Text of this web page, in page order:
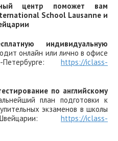
центр поможет вам
School Lausanne и
индивидуальную
онлайн или лично в офисе
https://iclass-
по английскому
план подготовки к
экзаменов в школы
https://iclass-